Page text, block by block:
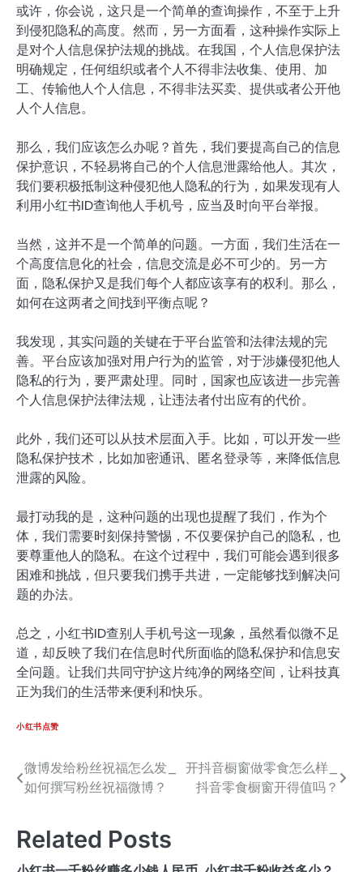
或许，你会说，这只是一个简单的查询操作，不至于上升
到侵犯隐私的高度。然而，另一方面看，这种操作实际上
是对个人信息保护法规的挑战。在我国，个人信息保护法
明确规定，任何组织或者个人不得非法收集、使用、加
工、传输他人个人信息，不得非法买卖、提供或者公开他
人个人信息。
那么，我们应该怎么办呢？首先，我们要提高自己的信息
保护意识，不轻易将自己的个人信息泄露给他人。其次，
我们要积极抵制这种侵犯他人隐私的行为，如果发现有人
利用小红书ID查询他人手机号，应当及时向平台举报。
当然，这并不是一个简单的问题。一方面，我们生活在一
个高度信息化的社会，信息交流是必不可少的。另一方
面，隐私保护又是我们每个人都应该享有的权利。那么，
如何在这两者之间找到平衡点呢？
我发现，其实问题的关键在于平台监管和法律法规的完
善。平台应该加强对用户行为的监管，对于涉嫌侵犯他人
隐私的行为，要严肃处理。同时，国家也应该进一步完善
个人信息保护法律法规，让违法者付出应有的代价。
此外，我们还可以从技术层面入手。比如，可以开发一些
隐私保护技术，比如加密通讯、匿名登录等，来降低信息
泄露的风险。
最打动我的是，这种问题的出现也提醒了我们，作为个
体，我们需要时刻保持警惕，不仅要保护自己的隐私，也
要尊重他人的隐私。在这个过程中，我们可能会遇到很多
困难和挑战，但只要我们携手共进，一定能够找到解决问
题的办法。
总之，小红书ID查别人手机号这一现象，虽然看似微不足
道，却反映了我们在信息时代所面临的隐私保护和信息安
全问题。让我们共同守护这片纯净的网络空间，让科技真
正为我们的生活带来便利和快乐。
小红书点赞
文
章
导
航
微博发给粉丝祝福怎么发_
如何撰写粉丝祝福微博？
开抖音橱窗做零食怎么样_
抖音零食橱窗开得值吗？
Related Posts